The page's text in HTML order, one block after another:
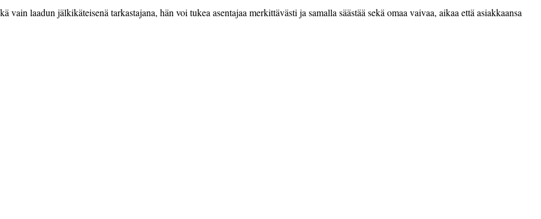
vain laadun jälkikäteisenä tarkastajana, hän voi tukea asentajaa merkittävästi ja samalla säästää sekä omaa vaivaa, aikaa että asiakkaansa